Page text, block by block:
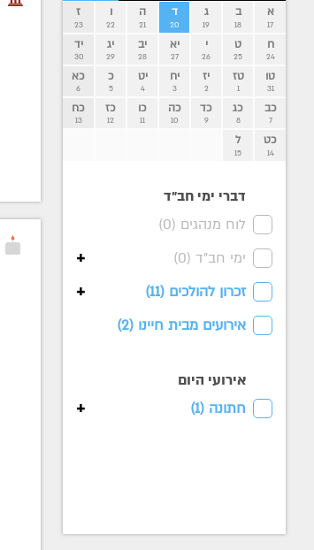
א
17
ב
18
ג
19
ד
20
ה
21
ו
22
ז
23
ח
24
ט
25
י
26
יא
27
יב
28
יג
29
יד
30
טו
31
טז
1
יז
2
יח
3
יט
4
כ
5
כא
6
כב
7
כג
8
כד
9
כה
10
כו
11
כז
12
כח
13
כט
14
ל
15
דברי ימי חב״ד
לוח מנהגים (0
)
ימי חב"ד (0
)
+
זכרון להולכים (11
)
+
אירועים מבית חיינו (2
)
אירועי היום
חתונה (1
)
+